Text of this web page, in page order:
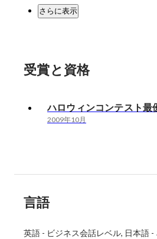
さらに表示
受賞と資格
ハロウィンコンテスト最
2009年10月
言語
英語 - ビジネス会話レベル 日本語 -